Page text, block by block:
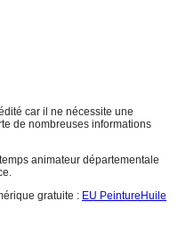
car il ne nécessite une
de nombreuses informations
animateur départementale
gratuite : EU PeintureHuile